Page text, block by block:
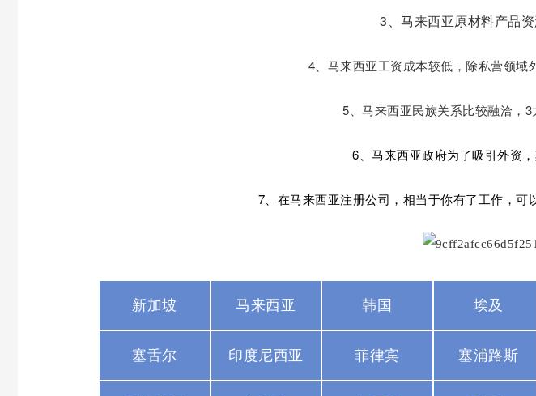
3、马来西亚原材料产品
4、马来西亚工资成本较低，除私营领域
5、马来西亚民族关系比较融洽，3
6、马来西亚政府为了吸引外资
7、在马来西亚注册公司，相当于你有了工作，可
新加坡 马来西亚 韩国 埃及
塞舌尔 印度尼西亚 菲律宾 塞浦路斯